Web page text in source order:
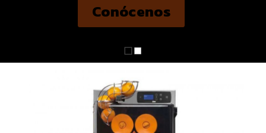
Conócenos